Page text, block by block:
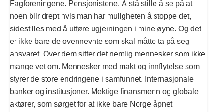
Fagforeningene. Pensjonistene. Å stå stille å se på at
noen blir drept hvis man har muligheten å stoppe det,
sidestilles med å utføre ugjerningen i mine øyne. Og det
er ikke bare de ovennevnte som skal måtte ta på seg
ansvaret. Over dem sitter det nemlig mennesker som ikke
mange vet om. Mennesker med makt og innflytelse som
styrer de store endringene i samfunnet. Internasjonale
banker og institusjoner. Mektige finansmenn og globale
aktører, som sørget for at ikke bare Norge åpnet